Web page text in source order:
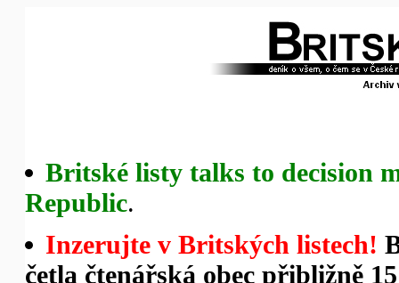
Britské listy talks to decision
Republic.
Inzerujte v Britských listech!
četla čtenářská obec přibližně